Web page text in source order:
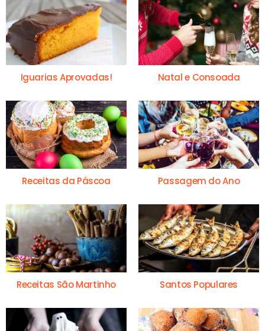
Iguarias Aprovadas! Natal e Consoada
Receitas da Páscoa Passagem do Ano
Receitas São Martinho Santos Populares